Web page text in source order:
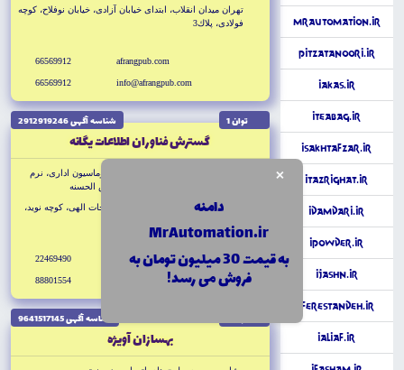
×
دامنه
MrAutomation.ir
به قیمت 30 میلیون تومان به
فروش می رسد!
MrAutomation.ir
PitzaTanoori.ir
iAkas.ir
iTeaBag.ir
iSakhtAfzar.ir
iTazrighat.ir
iDamdari.ir
iPowder.ir
iJashn.ir
iFerestandeh.ir
iAliaf.ir
تهران ميدان انقلاب، ابتداى خيابان آزادى، خيابان نوفلاح، كوچه
فولادى، پلاك3
afrangpub.com
info@afrangpub.com
66569912
66569912
توان 1 شناسه آگهى 2912919246
گسترش فناوران اطلاعات يگانه
توليد كننده نرم افزارهاى دبيرخانه و اتوماسيون ادارى، نرم
افزار آرشيو اسناد و نرم افزار صندوق قرض الحسنه
تهران خيابان كريمخان، خيابان استاد نجات الهى، كوچه نويد،
22469490
88801554
شناسه آگهى 9641517145
بهسازان آويژه